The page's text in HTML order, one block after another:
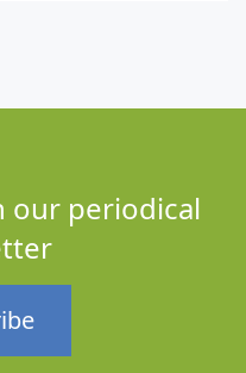
our periodical